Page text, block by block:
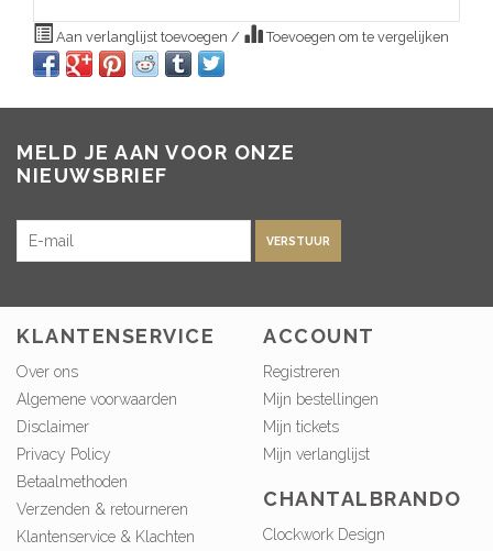
Aan verlanglijst toevoegen / Toevoegen om te vergelijken
MELD JE AAN VOOR ONZE
NIEUWSBRIEF
VERSTUUR
KLANTENSERVICE
Over ons
Algemene voorwaarden
Disclaimer
Privacy Policy
Betaalmethoden
Verzenden & retourneren
Klantenservice & Klachten
ACCOUNT
Registreren
Mijn bestellingen
Mijn tickets
Mijn verlanglijst
CHANTALBRANDO
Clockwork Design